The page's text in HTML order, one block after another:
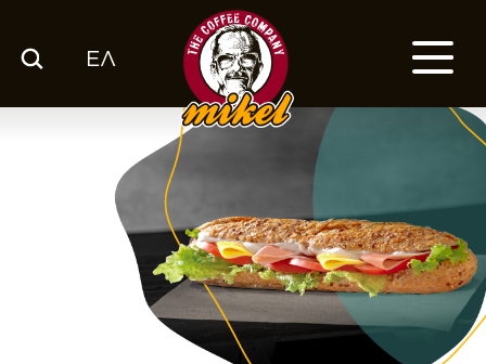
ΕΛ
ΚΑΤΑΛΟΓΟΣ
Ο ΚΑΦΕΣ ΜΑΣ
ΕΛ